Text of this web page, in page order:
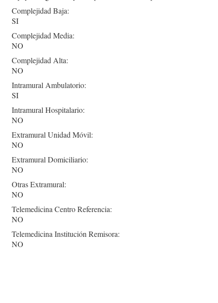
Complejidad Baja:
SI
Complejidad Media:
NO
Complejidad Alta:
NO
Intramural Ambulatorio:
SI
Intramural Hospitalario:
NO
Extramural Unidad Móvil:
NO
Extramural Domiciliario:
NO
Otras Extramural:
NO
Telemedicina Centro Referencia:
NO
Telemedicina Institución Remisora:
NO